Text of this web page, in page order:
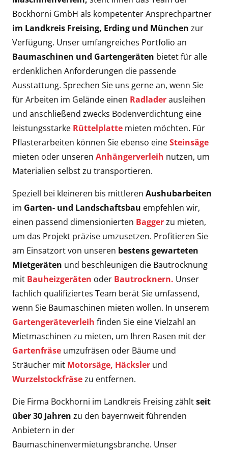
Bockhorni GmbH als kompetenter Ansprechpartner
im Landkreis Freising, Erding und München zur
Verfügung. Unser umfangreiches Portfolio an
Baumaschinen und Gartengeräten bietet für alle
erdenklichen Anforderungen die passende
Ausstattung. Sprechen Sie uns gerne an, wenn Sie
für Arbeiten im Gelände einen Radladerausleihen
und anschließend zwecks Bodenverdichtung eine
leistungsstarke Rüttelplatte mieten möchten. Für
Pflasterarbeiten können Sie ebenso eineSteinsäge
mieten oder unseren Anhängerverleih nutzen, um
Materialien selbst zu transportieren.
Speziell bei kleineren bis mittleren Aushubarbeiten
im Garten- und Landschaftsbau empfehlen wir,
einen passend dimensionierten Baggerzu mieten,
um das Projekt präzise umzusetzen. Profitieren Sie
am Einsatzort von unseren bestens gewarteten
Mietgeräten und beschleunigen die Bautrocknung
mit Bauheizgeräten oder Bautrocknern. Unser
fachlich qualifiziertes Team berät Sie umfassend,
wenn Sie Baumaschinen mieten wollen. In unserem
Gartengeräteverleih finden Sie eine Vielzahl an
Mietmaschinen zu mieten, um Ihren Rasen mit der
Gartenfräse umzufräsen oder Bäume und
Sträucher mit Motorsäge, Häcksler und
Wurzelstockfräsezu entfernen.
Die Firma Bockhorni im Landkreis Freising zähltseit
über 30 Jahren zu den bayernweit führenden
Anbietern in der
Baumaschinenvermietungsbranche. Unser